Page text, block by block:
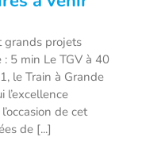
clés et
à venir
grands projets
5 min Le TGV à 40
le Train à Grande
l’excellence
de cet
de [...]